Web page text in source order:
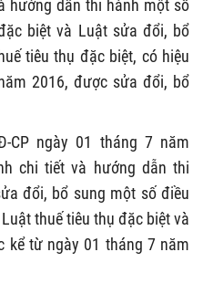
hướng dẫn thi hành một số
biệt và Luật sửa đổi, bổ
tiêu thụ đặc biệt, có hiệu
2016, được sửa đổi, bổ
CP ngày 01 tháng 7 năm
chi tiết và hướng dẫn thi
đổi, bổ sung một số điều
thuế tiêu thụ đặc biệt và
kể từ ngày 01 tháng 7 năm